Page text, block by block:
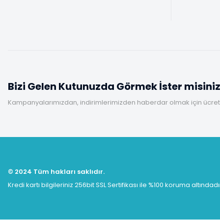
Bizi Gelen Kutunuzda Görmek İster
Kampanyalarımızdan, indirimlerimizden haberdar olmak için
© 2024 Tüm hakları saklıdır.
Kredi kartı bilgileriniz 256bit SSL Sertifikası ile %100 koruma